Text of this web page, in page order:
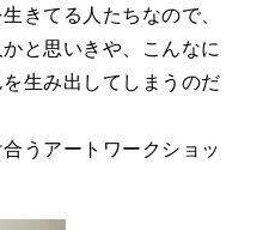
きてる人たちなので、
と思いきや、こんなに
生み出してしまうのだ
うアートワークショッ